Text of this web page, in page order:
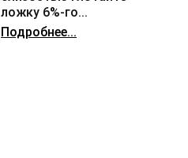
ложку 6%-го...
Подробнее...